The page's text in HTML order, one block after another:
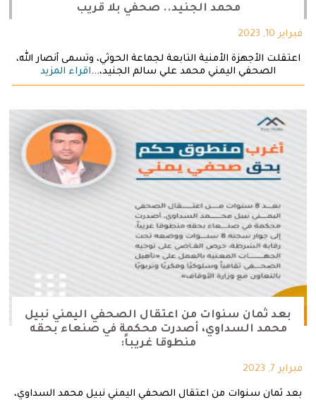
محمد الجنيد.. صحفي بلا قريب
فبراير 10, 2023
اعتقلت الأجهزة الأمنية التابعة لجماعة الحوثي، وتسمى أنصار الله،
الصحفي اليمني محمد علي سالم الجنيد،...اقراء المزيد
بعد ثمان سنوات من اعتقال الصحفي اليمني نبيل
محمد السداوي، أصدرت محكمة في صنعاء بحقه
منطوقا غريباً:
فبراير 7, 2023
بعد ثمان سنوات من اعتقال الصحفي اليمني نبيل محمد السداوي،